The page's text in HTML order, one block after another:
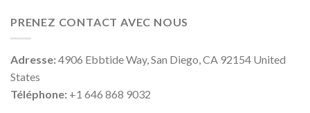
PRENEZ CONTACT AVEC NOUS
Adresse:4906 Ebbtide Way, San Diego, CA 92154 United
States
Téléphone: +1 646 868 9032